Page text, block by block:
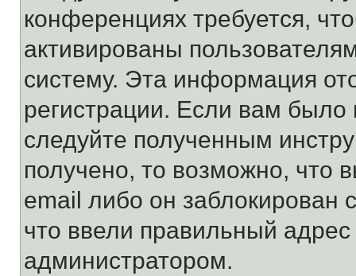
конференциях требуется,
активированы
систему. Эта информация
регистрации. Если вам
следуйте полученным
получено, то возможно, что
email либо он
что ввели правильный адрес
администратором.